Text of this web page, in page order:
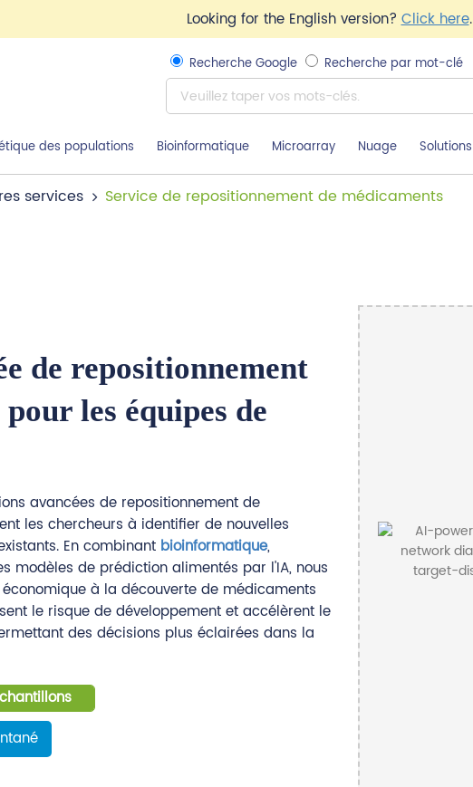
Looking for the English version?Click here.
Recherche Google Recherche par mot-clé
des populations Bioinformatique Microarray Nuage Solutions
services Service de repositionnement de médicaments
de repositionnement
les équipes de
avancées de repositionnement de
les chercheurs à identifier de nouvelles
En combinant bioinformatique,
modèles de prédiction alimentés par l'IA, nous
à la découverte de médicaments
le risque de développement et accélèrent le
des décisions plus éclairées dans la